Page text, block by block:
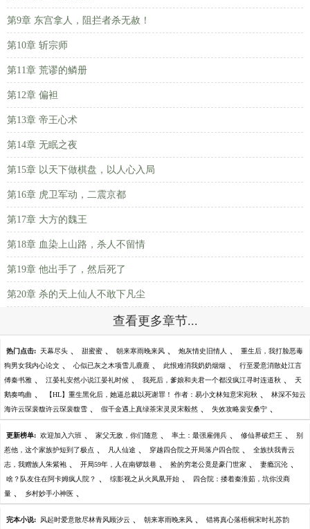
第9章 东宫拿人，阻拦者杀无赦！
第10章 斩宗师
第11章 荒谬的鳞册
第12章 偏袒
第13章 帝王心术
第14章 无眠之夜
第15章 以天下做棋盘，以人心入局
第16章 虎卫军动，二震京都
第17章 大方的魏王
第18章 血染上山路，杀人不留情
第19章 他出手了，然后死了
第20章 杀的天上仙人不敢下凡尘
查看更多章节...
热门点击: 天幕尽头 、 甜蜜蜜 、 朝来寒雨晚来风 、 炮灰情史旧情人 、 重生后，我打脸恶毒
狗男女我内心论文 、 心似已灰之木项雪儿鹿鹿 、 此恨难消我奶奶烟烟 、 行至爱意消散处江言
傅秦书雅 、 江晏礼安然小说江晏礼时候 、 我死后，爹娘和夫君一个都没疯江寻时连道秋 、 天
鹅奏鸣曲 、 【HL】重生黑化后，她逼总裁以死谢罪！ 作者：易小文林知意宋宛秋 、 林深不知云
海许云琛裴馥许云琛裴馥雪 、 假千金遇上真绿茶宋灵灵宋毅然 、 失效攻略裴安桑宁 、
更新榜单: 欢迎加入六班 、 家父无敌，你们随意 、 率土：最强雇佣兵 、 修仙界破烂王 、 别
惹他，这个家族护短到了极点 、 凡人仙途 、 穿越四合院之开局落户四合院 、 全族扶我青云
志，我赠族人朱紫袍 、 开局59年，人在南锣鼓巷 、 捡的穷老公竟是豪门世家 、 妻瘾沉沦 、
啥？队友住在阿卡姆疯人院？ 、 综影视之从火凤凰开始 、 四合院：搂着秦淮茹，坑你没商
量 、 乡村妙手小神医 、
完本小说: 风起时爱意散尽林青风顾汐云 、 朝来寒雨晚来风 、 错将真心落梧桐宋时礼苏韵